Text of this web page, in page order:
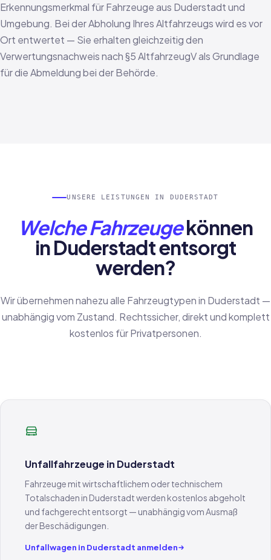
Erkennungsmerkmal für Fahrzeuge aus Duderstadt und
Umgebung. Bei der Abholung Ihres Altfahrzeugs wird es vor
Ort entwertet — Sie erhalten gleichzeitig den
Verwertungsnachweis nach §5 AltfahrzeugV als Grundlage
für die Abmeldung bei der Behörde.
UNSERE LEISTUNGEN IN DUDERSTADT
Welche Fahrzeugekönnen
in Duderstadt entsorgt
werden?
Wir übernehmen nahezu alle Fahrzeugtypen in Duderstadt —
unabhängig vom Zustand. Rechtssicher, direkt und komplett
kostenlos für Privatpersonen.
Unfallfahrzeuge in Duderstadt
Fahrzeuge mit wirtschaftlichem oder technischem
Totalschaden in Duderstadt werden kostenlos abgeholt
und fachgerecht entsorgt — unabhängig vom Ausmaß
der Beschädigungen.
Unfallwagen in Duderstadt anmelden